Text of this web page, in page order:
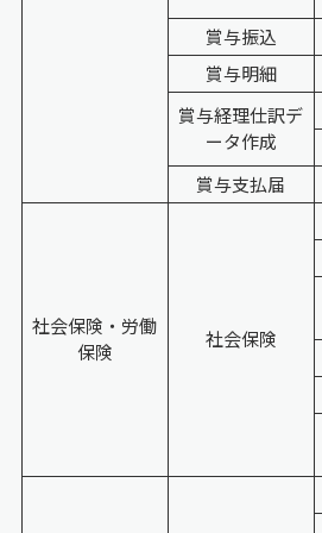
賞与振込
賞与明細
賞与経理仕訳デ
ータ作成
賞与支払届
社会保険・労働
保険
社会保険